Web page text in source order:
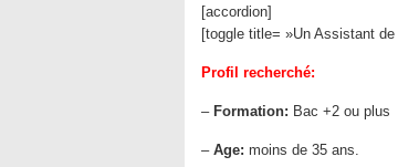
[accordion]
[toggle title= »Un Assistant
Profil recherché:
– Formation: Bac +2 ou plus
– Age: moins de 35 ans.